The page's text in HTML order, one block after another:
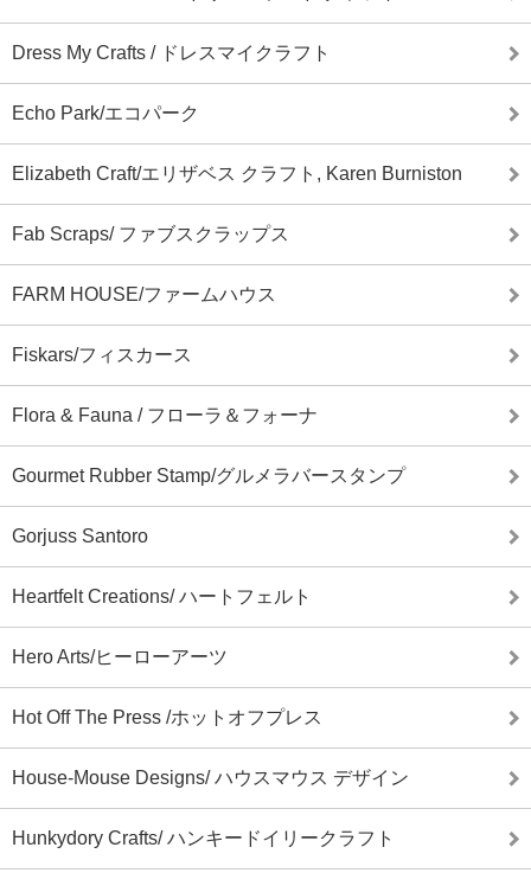
Dress My Crafts / ドレスマイクラフト
Echo Park/エコパーク
Elizabeth Craft/エリザベス クラフト, Karen Burniston
Fab Scraps/ ファブスクラップス
FARM HOUSE/ファームハウス
Fiskars/フィスカース
Flora & Fauna / フローラ＆フォーナ
Gourmet Rubber Stamp/グルメラバースタンプ
Gorjuss Santoro
Heartfelt Creations/ ハートフェルト
Hero Arts/ヒーローアーツ
Hot Off The Press /ホットオフプレス
House-Mouse Designs/ ハウスマウス デザイン
Hunkydory Crafts/ ハンキードイリークラフト